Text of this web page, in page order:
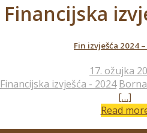
Financijska
Fin izvješća 2024
17. ožujka
Financijska izvješća - 2024
[…]
Read